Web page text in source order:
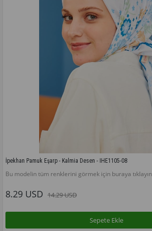
İpekhan Pamuk Eşarp - Kalmia Desen - IHE1105-08
Bu modelin tüm renklerini görmek için buraya
8.29 USD 14.29 USD
Sepete Ekle